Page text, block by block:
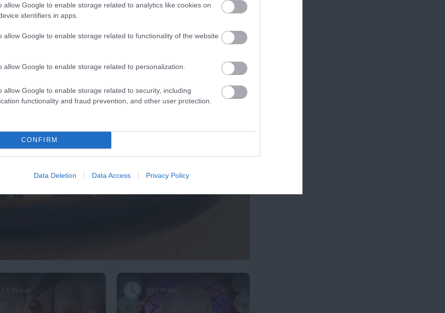
allow Google to enable storage related to analytics like cookies on
identifiers in apps.
allow Google to enable storage related to functionality of the website
allow Google to enable storage related to personalization.
allow Google to enable storage related to security, including
functionality and fraud prevention, and other user protection.
CONFIRM
Data Deletion Data Access Privacy Policy
1 h 38 min 10 h 53 min